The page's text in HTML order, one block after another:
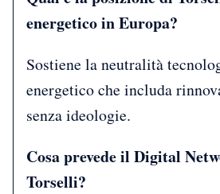
energetico in Europa?
Sostiene la neutralità
energetico che includa
senza ideologie.
Cosa prevede il Digital
Torselli?